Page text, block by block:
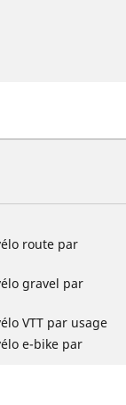
route par
gravel par
VTT par usage
e-bike par